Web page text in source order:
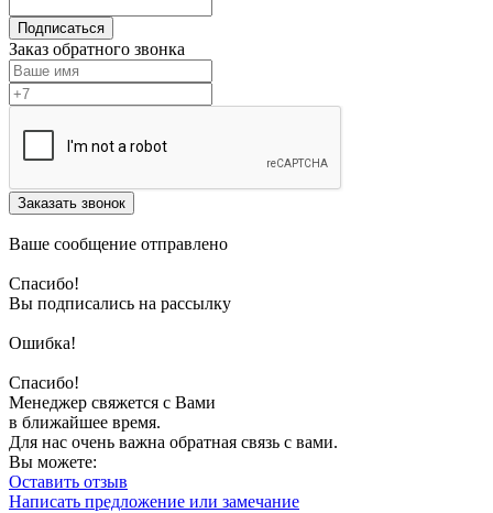
Подписаться
Заказ обратного звонка
Заказать звонок
Ваше сообщение отправлено
Спасибо!
Вы подписались на рассылку
Ошибка!
Спасибо!
Менеджер свяжется с Вами
в ближайшее время.
Для нас очень важна обратная связь с вами.
Вы можете:
Оставить отзыв
Написать предложение или замечание